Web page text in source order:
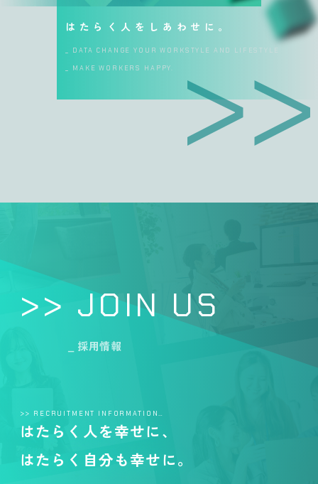
はたらく人をしあわせに。
_ DATA CHANGE YOUR WORKSTYLE AND LIFESTYLE
_ MAKE WORKERS HAPPY.
>> JOIN US
_ 採用情報
>> RECRUITMENT INFORMATION…
はたらく人を幸せに、
はたらく自分も幸せに。